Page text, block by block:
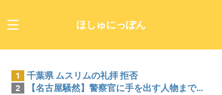
ほしゅにっぽん
1 千葉県 ムスリムの礼拝 拒否
2
【名古屋騒然】警察官に手を出す人物まで…